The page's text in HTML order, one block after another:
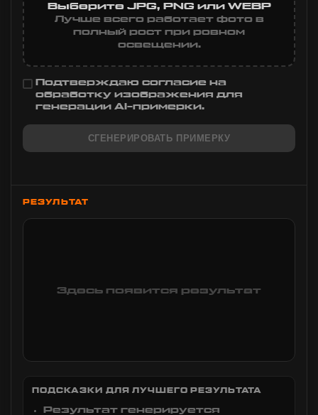
Выберите JPG, PNG или WEBP
Лучше всего работает фото в
полный рост при ровном
освещении.
Подтверждаю согласие на
обработку изображения для
генерации AI-примерки.
СГЕНЕРИРОВАТЬ ПРИМЕРКУ
РЕЗУЛЬТАТ
Здесь появится результат
ПОДСКАЗКИ ДЛЯ ЛУЧШЕГО РЕЗУЛЬТАТА
Результат генерируется